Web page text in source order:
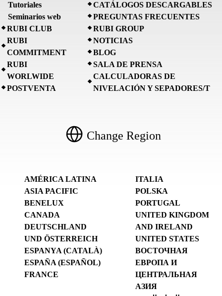
Tutoriales
Seminarios web
RUBI CLUB
RUBI
COMMITMENT
RUBI
WORLWIDE
POSTVENTA
CATÁLOGOS DESCARGABLES
PREGUNTAS FRECUENTES
RUBI GROUP
NOTICIAS
BLOG
SALA DE PRENSA
CALCULADORAS DE
NIVELACIÓN Y SEPADORES/T
Change Region
AMÉRICA LATINA
ASIA PACIFIC
BENELUX
CANADA
DEUTSCHLAND
UND ÖSTERREICH
ESPANYA (CATALÀ)
ESPAÑA (ESPAÑOL)
FRANCE
ITALIA
POLSKA
PORTUGAL
UNITED KINGDOM
AND IRELAND
UNITED STATES
ВОСТОЧНАЯ
ЕВРОПА И
ЦЕНТРАЛЬНАЯ
АЗИЯ